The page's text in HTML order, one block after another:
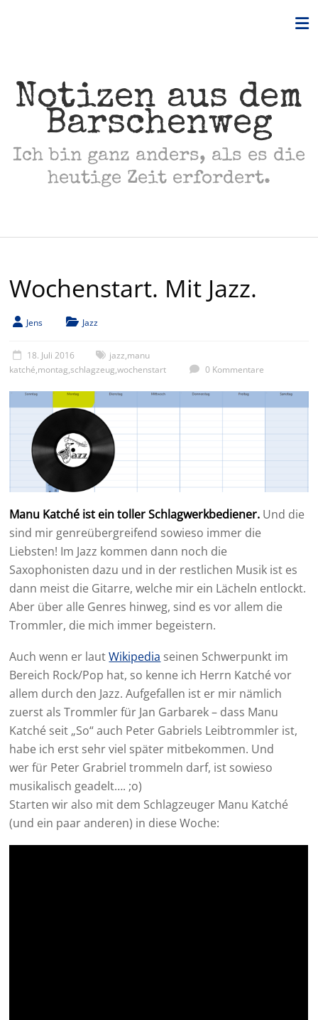
Notizen aus dem
Barschenweg
Ich bin ganz anders, als es die
heutige Zeit erfordert.
Wochenstart. Mit Jazz.
Jens Jazz
18. Juli 2016 jazz,manu
katché,montag,schlagzeug,wochenstart 0 Kommentare
Manu Katché ist ein toller Schlagwerkbediener. Und die
sind mir genreübergreifend sowieso immer die
Liebsten! Im Jazz kommen dann noch die
Saxophonisten dazu und in der restlichen Musik ist es
dann meist die Gitarre, welche mir ein Lächeln entlockt.
Aber über alle Genres hinweg, sind es vor allem die
Trommler, die mich immer begeistern.
Auch wenn er lautWikipedia seinen Schwerpunkt im
Bereich Rock/Pop hat, so kenne ich Herrn Katché vor
allem durch den Jazz. Aufgefallen ist er mir nämlich
zuerst als Trommler für Jan Garbarek – dass Manu
Katché seit „So“ auch Peter Gabriels Leibtrommler ist,
habe ich erst sehr viel später mitbekommen. Und
wer für Peter Grabriel trommeln darf, ist sowieso
musikalisch geadelt…. ;o)
Starten wir also mit dem Schlagzeuger Manu Katché
(und ein paar anderen) in diese Woche: